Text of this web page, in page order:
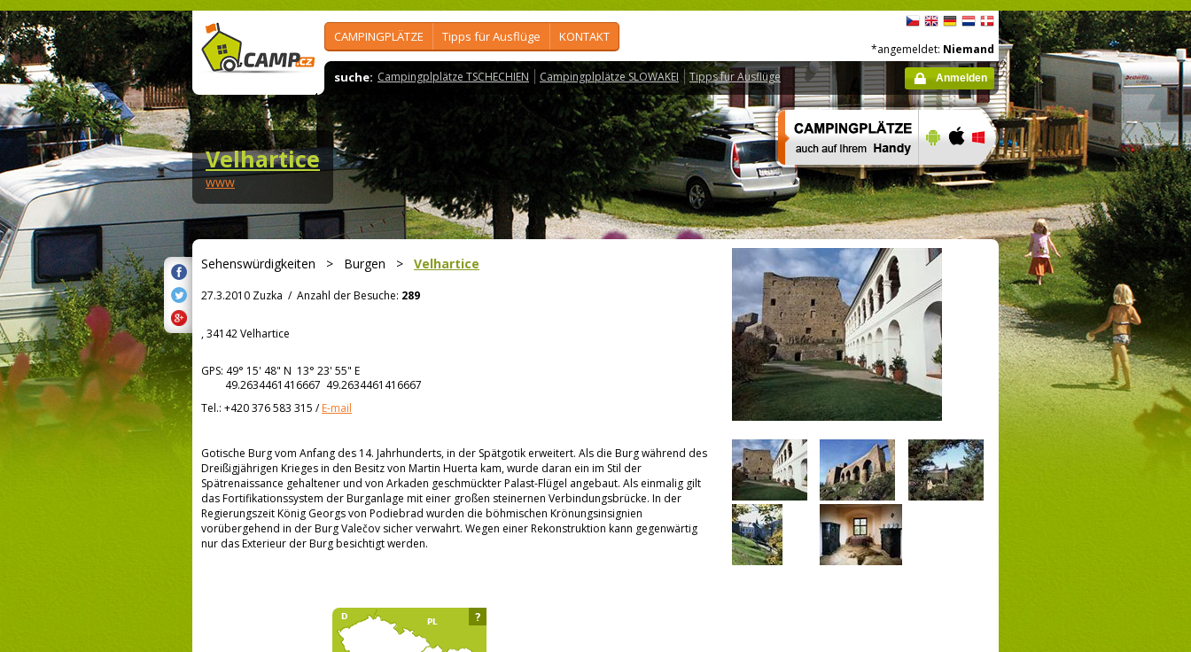
CAMPINGPLÄTZE Tipps für Ausflüge KONTAKT
suche: Campingplplätze TSCHECHIEN Campingplplätze SLOWAKEI Tipps für Ausflüge
*angemeldet: Niemand
Anmelden
Velhartice
www
Sehenswürdigkeiten > Burgen > Velhartice
27.3.2010 Zuzka / Anzahl der Besuche: 289
, 34142 Velhartice
GPS: 49° 15' 48" N 13° 23' 55" E
49.2634461416667 49.2634461416667
Tel.: +420 376 583 315 /E-mail
Gotische Burg vom Anfang des 14. Jahrhunderts, in der Spätgotik erweitert. Als die Burg während des
Dreißigjährigen Krieges in den Besitz von Martin Huerta kam, wurde daran ein im Stil der
Spätrenaissance gehaltener und von Arkaden geschmückter Palast-Flügel angebaut. Als einmalig gilt
das Fortifikationssystem der Burganlage mit einer großen steinernen Verbindungsbrücke. In der
Regierungszeit König Georgs von Podiebrad wurden die böhmischen Krönungsinsignien
vorübergehend in der Burg Valečov sicher verwahrt. Wegen einer Rekonstruktion kann gegenwärtig
nur das Exterieur der Burg besichtigt werden.
?